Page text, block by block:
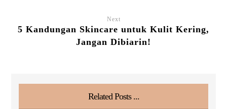
Next
5 Kandungan Skincare untuk Kulit Kering,
Jangan Dibiarin!
Related Posts ...